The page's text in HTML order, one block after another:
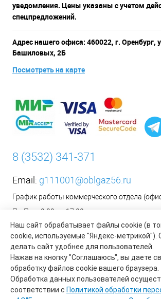
Наш сайт обрабатывает файлы cookie (в
cookie, используемые "Яндекс-метрикой").
делать сайт удобнее для пользователей.
Нажав на кнопку "Соглашаюсь", вы даете
обработку файлов cookie вашего браузера.
Обработка данных пользователей
соответствии с Политикой обработки
уведомления. Цены указаны с учетом
спецпредложений.
Адрес нашего офиса: 460022, г. Оренбург,
Башиловых, 2Б
Посмотреть на карте
8 (3532) 341-371
Email: g111001@oblgaz56.ru
График работы коммерческого отдела
Пн-Пт: с 9:00 до 17:00
Сб-Вс: Выходной
__________________________________________
Оформить заявку на установку бытового
оборудования возможно на сайте
газораспределение Оренбург»:https://